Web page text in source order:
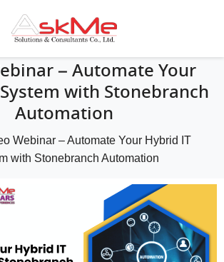
– Automate Your
with Stonebranch
Automation
Webinar – Automate Your Hybrid IT
with Stonebranch Automation